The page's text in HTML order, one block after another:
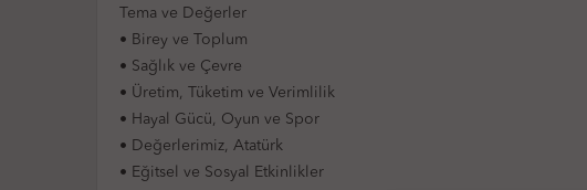
Tema ve Değerler
• Birey ve Toplum
• Sağlık ve Çevre
• Üretim, Tüketim ve Verimlilik
• Hayal Gücü, Oyun ve Spor
• Değerlerimiz, Atatürk
• Eğitsel ve Sosyal Etkinlikler